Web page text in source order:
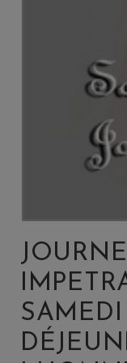
SAMEDI